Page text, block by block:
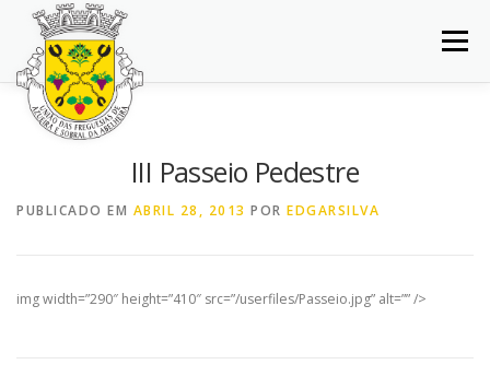
Saltar
conteúdo
Menu
INÍCIO JUNTA DE FREGUESIA
BALCÃO VIRTUAL NOTÍCIAS MAPA
III Passeio Pedestre
PUBLICADO EM ABRIL 28, 2013 POR EDGARSILVA
img width=”290″ height=”410″ src=”/userfiles/Passeio.jpg” alt=”” />